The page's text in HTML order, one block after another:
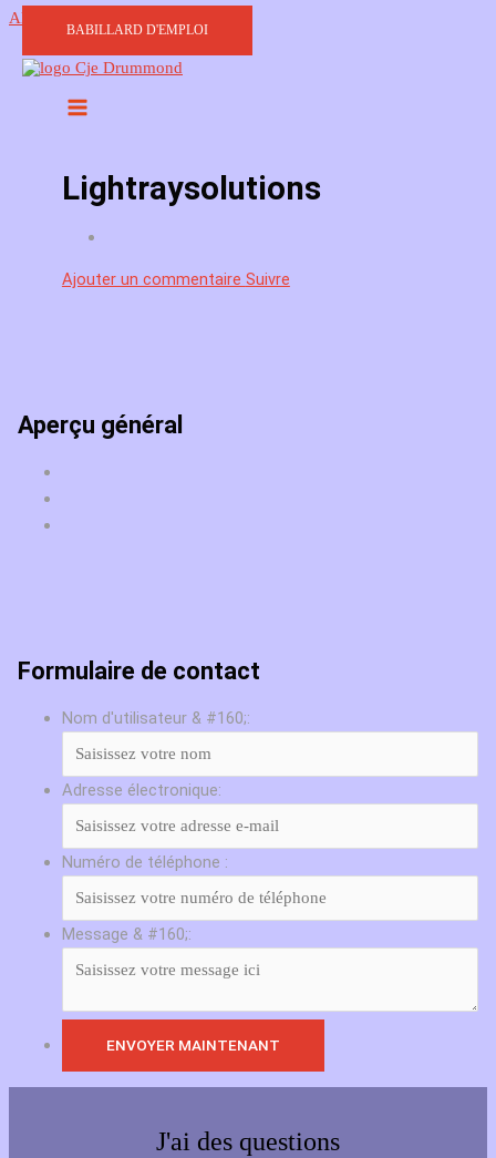
Aller au contenu
BABILLARD D'EMPLOI
Lightraysolutions
Ajouter un commentaire Suivre
Aperçu général
Formulaire de contact
Nom d'utilisateur & #160;:
Adresse électronique:
Numéro de téléphone :
Message & #160;:
J'ai des questions